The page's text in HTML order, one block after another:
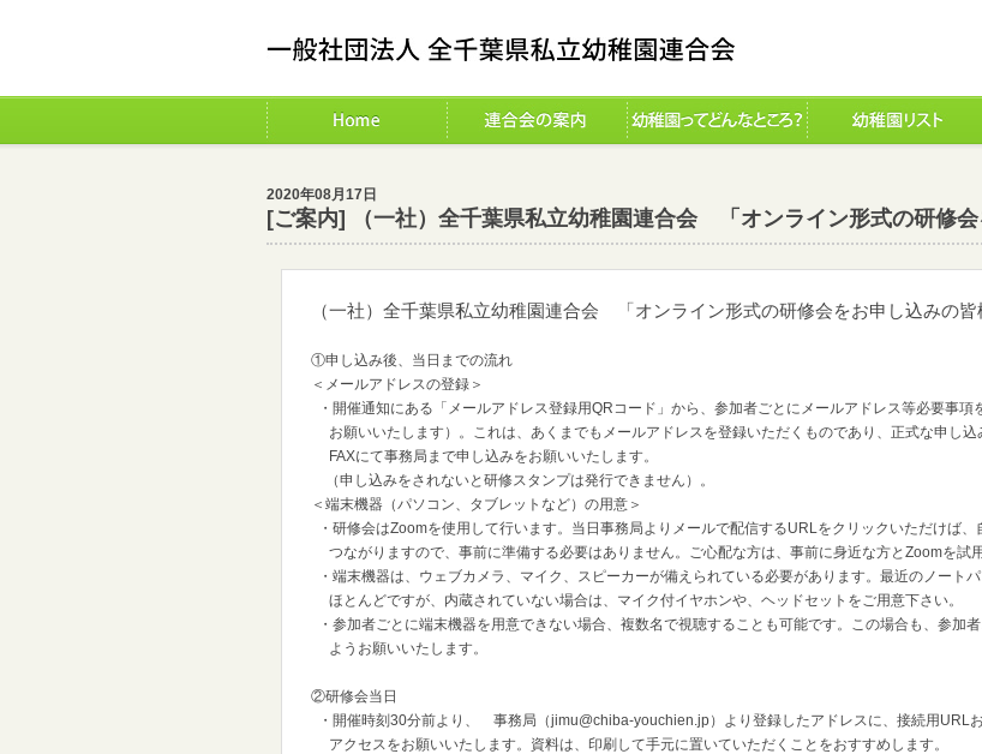
2020年08月17日
[ご案内] （一社）全千葉県私立幼稚園連合会 「オンライン形式の研修会
（一社）全千葉県私立幼稚園連合会 「オンライン形式の研修会をお申し込みの皆
①申し込み後、当日までの流れ
＜メールアドレスの登録＞
・開催通知にある「メールアドレス登録用QRコード」から、参加者ごとにメールアドレス等必要事
お願いいたします）。これは、あくまでもメールアドレスを登録いただくものであり、正式な申し
FAXにて事務局まで申し込みをお願いいたします。
（申し込みをされないと研修スタンプは発行できません）。
＜端末機器（パソコン、タブレットなど）の用意＞
・研修会はZoomを使用して行います。当日事務局よりメールで配信するURLをクリックいただけば
つながりますので、事前に準備する必要はありません。ご心配な方は、事前に身近な方とZoomを試
・端末機器は、ウェブカメラ、マイク、スピーカーが備えられている必要があります。最近のノート
ほとんどですが、内蔵されていない場合は、マイク付イヤホンや、ヘッドセットをご用意下さい。
・参加者ごとに端末機器を用意できない場合、複数名で視聴することも可能です。この場合も、参加
ようお願いいたします。
②研修会当日
・開催時刻30分前より、 事務局（jimu@chiba-youchien.jp）より登録したアドレスに、接続用URL
アクセスをお願いいたします。資料は、印刷して手元に置いていただくことをおすすめします。